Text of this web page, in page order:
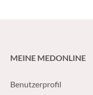
MEINE MEDONLINE
Benutzerprofil